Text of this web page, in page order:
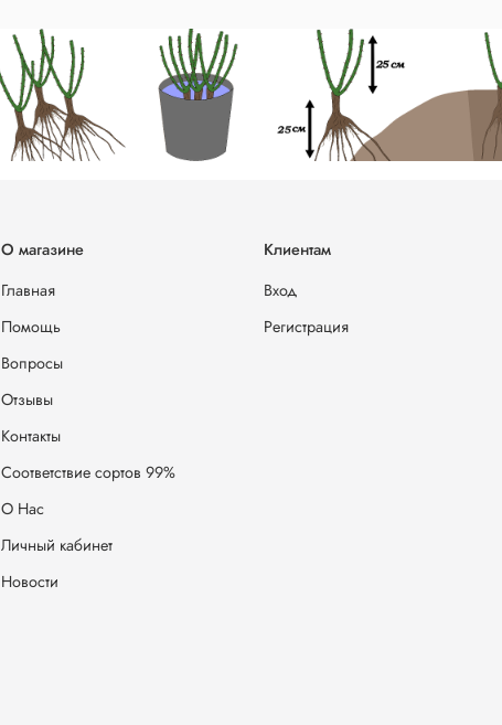
О магазине
Главная
Помощь
Вопросы
Отзывы
Контакты
Соответствие сортов 99%
О Нас
Личный кабинет
Новости
Клиентам
Вход
Регистрация